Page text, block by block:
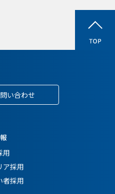
い合わせ
用
ア採用
者採用